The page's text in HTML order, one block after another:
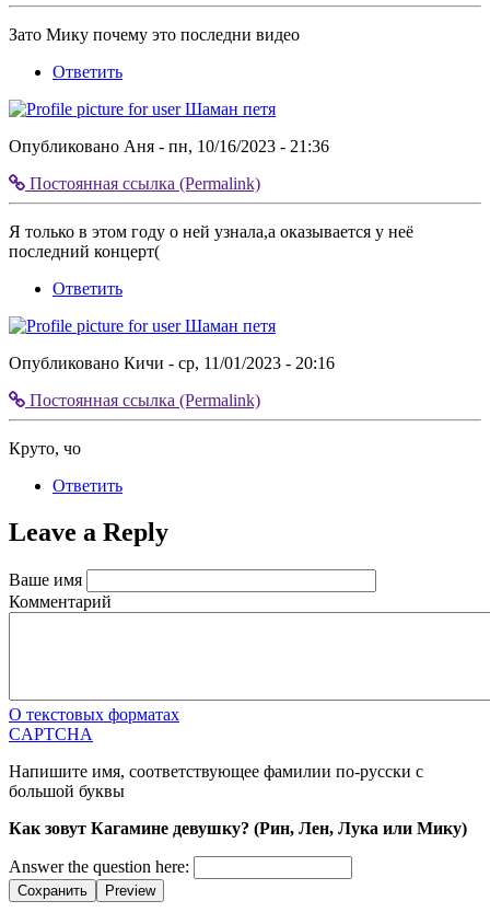
Разделитель
коммента
Зато Мику почему это последни видео
Ответить
Опубликовано Аня - пн, 10/16/2023 - 21:36
Постоянная ссылка (Permalink)
Разделитель
коммента
верх
Я только в этом году о ней узнала,а оказывается у неё
последний концерт(
Ответить
Опубликовано Кичи - ср, 11/01/2023 - 20:16
Постоянная ссылка (Permalink)
Разделитель
коммента
Круто, чо
Ответить
Leave a Reply
Ваше имя
Комментарий
О текстовых форматах
CAPTCHA
Напишите имя, соответствующее фамилии по-русски с
большой буквы
Как зовут Кагамине девушку? (Рин, Лен, Лука или Мику)
Answer the question here:
Сохранить Preview